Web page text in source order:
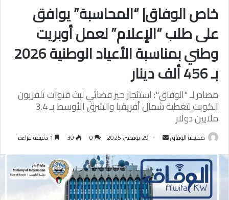
خاص الوفاق| “المحاسبة” يوافق
على طلب “الإعلام” لعمل أوبريت
وطني بمناسبة الأعياد الوطنية 2026
بـ 456 ألف دينار
مصادر لـ "الوفاق": استئجار حيز فضائي لبث قنوات تلفزيون
الكويت لتغطية شمال أفريقيا والشرق الأوسط بـ 3.4
ملايين دولار
صحيفة الوفاق
أرسل
إلكترونيا
29 نوفمبر، 2025 0
30